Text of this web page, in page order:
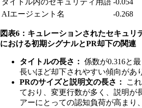
タイトル内のセキュリティ用語 -0.054
AIエージェント名
-0.268
図表6：キュレーションされたセキュリ
における初期シグナルとPR却下の関連
タイトルの長さ： 係数が0.316と
長いほど却下されやすい傾向があ
PRのサイズと説明文の長さ：
こ
ており、変更行数が多く、説明が
アーにとっての認知負荷が高まり